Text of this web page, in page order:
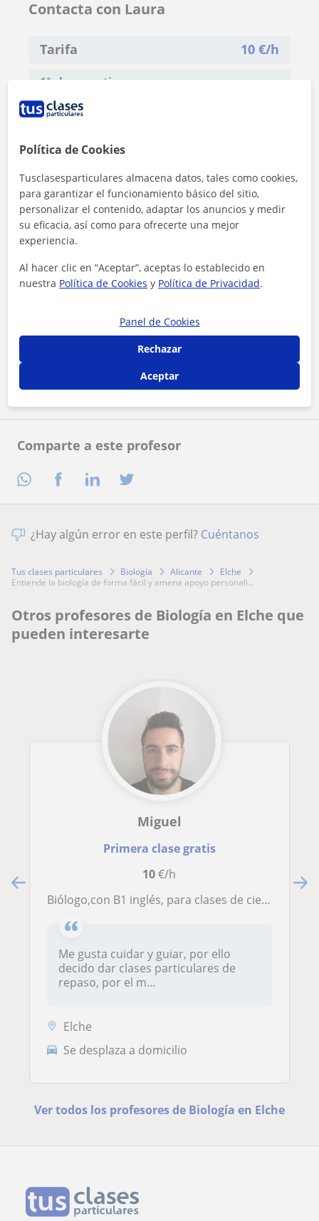
Comparte a este profesor
Contacta con Laura
Tarifa 10 €/h
1ª clase gratis
Al hacer clic, aceptas nuestroaviso legaly de
Contactar ahora
¿Hay algún error en este perfil? Cuéntanos
Tus clases particulares Biología Alicante
Elche
entiende la biología de forma fácil y amena apoyo personali...
Otros profesores de Biología en Elche que
pueden interesarte
Miguel
Primera clase gratis
10€/h
Biólogo,con B1 inglés, para clases de ciencias a niños. Elche
Me gusta cuidar y guiar, por ello
decido dar clases particulares de
repaso, por el m...
Elche
Se desplaza a domicilio
Ver todos los profesores de Biología en Elche
Política de Cookies
Tusclasesparticulares almacena datos, tales como cookies,
para garantizar el funcionamiento básico del sitio,
personalizar el contenido, adaptar los anuncios y medir
su eficacia, así como para ofrecerte una mejor
experiencia.
Al hacer clic en “Aceptar”, aceptas lo establecido en
nuestra Política de Cookies y Política de Privacidad.
Panel de Cookies
Rechazar
Aceptar